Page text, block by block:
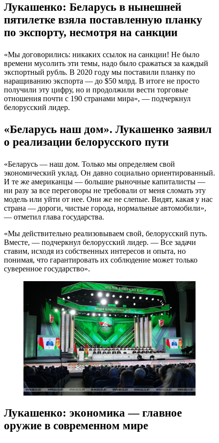
Лукашенко: Беларусь в нынешней
пятилетке взяла поставленную планку
по экспорту, несмотря на санкции
«Мы договорились: никаких ссылок на санкции! Не было
времени мусолить эти темы, надо было сражаться за каждый
экспортный рубль. В 2020 году мы поставили планку по
наращиванию экспорта — до $50 млрд. В итоге не просто
получили эту цифру, но и продолжили вести торговые
отношения почти с 190 странами мира», — подчеркнул
белорусский лидер.
«Беларусь наш дом». Лукашенко заявил
о реализации белорусского пути
«Беларусь — наш дом. Только мы определяем свой
экономический уклад. Он давно социально ориентированный.
И те же американцы — большие рыночные капиталисты —
ни разу за все переговоры не требовали от меня сломать эту
модель или уйти от нее. Они же не слепые. Видят, какая у нас
страна — дороги, чистые города, нормальные автомобили»,
— отметил глава государства.
«Мы действительно реализовываем свой, белорусский путь.
Вместе, — подчеркнул белорусский лидер. — Все задачи
ставим, исходя из собственных интересов и опыта, но
понимая, что гарантировать их соблюдение может только
суверенное государство».
Лукашенко: экономика — главное
оружие в современном мире